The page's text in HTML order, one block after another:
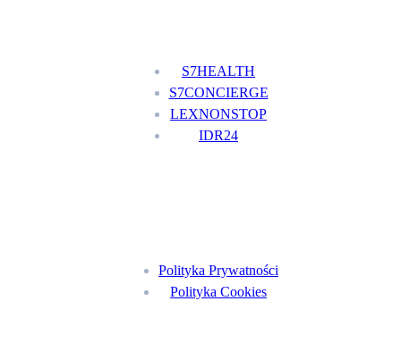
S7HEALTH
S7CONCIERGE
LEXNONSTOP
IDR24
Polityka Prywatności
Polityka Cookies